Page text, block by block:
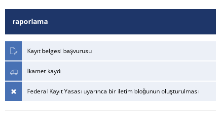
raporlama
Kayıt belgesi başvurusu
İkamet kaydı
Federal Kayıt Yasası uyarınca bir iletim bloğunun oluşturulması